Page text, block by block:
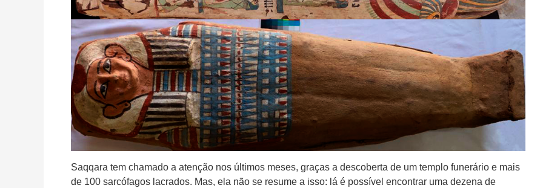
Saqqara tem chamado a atenção nos últimos meses, graças a descoberta de um templo funerário e mais
de 100 sarcófagos lacrados. Mas, ela não se resume a isso: lá é possível encontrar uma dezena de